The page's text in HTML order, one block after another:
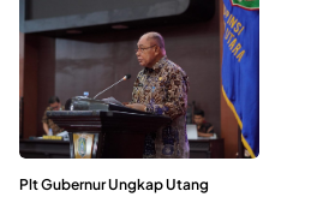
Plt Gubernur Ungkap Utang